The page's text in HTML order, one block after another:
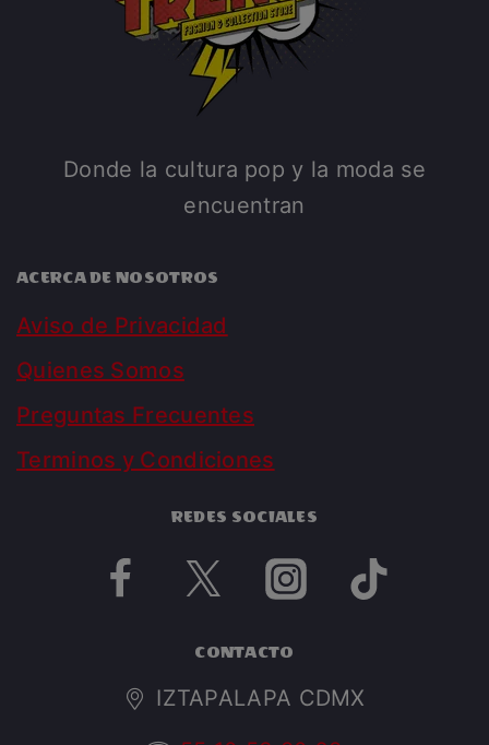
Donde la cultura pop y la moda se
encuentran
ACERCA DE NOSOTROS
Aviso de Privacidad
Quienes Somos
Preguntas Frecuentes
Terminos y Condiciones
REDES SOCIALES
CONTACTO
IZTAPALAPA CDMX